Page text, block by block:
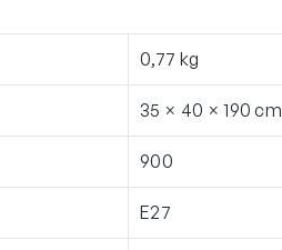
0,77 kg
35 × 40 × 190 cm
900
E27